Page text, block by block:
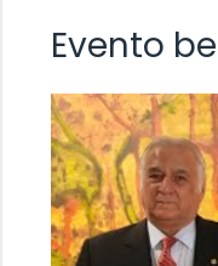
Evento